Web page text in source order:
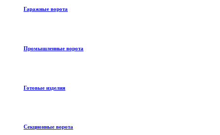
Гаражные ворота
Промышленные ворота
Готовые изделия
Секционные ворота